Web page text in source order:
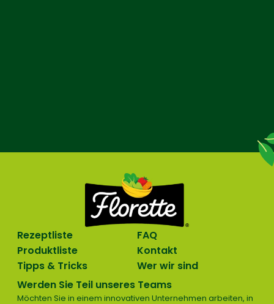
Rezeptliste
Produktliste
Tipps & Tricks
FAQ
Kontakt
Wer wir sind
Werden Sie Teil unseres Teams
Möchten Sie in einem innovativen Unternehmen arbeiten, in